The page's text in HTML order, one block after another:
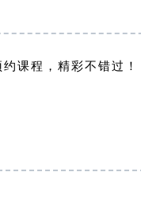
课程，精彩不错过！